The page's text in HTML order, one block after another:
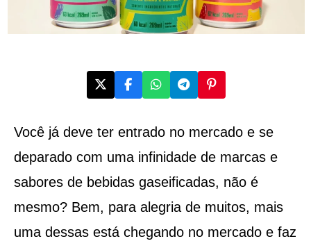
Você já deve ter entrado no mercado e se
deparado com uma infinidade de marcas e
sabores de bebidas gaseificadas, não é
mesmo? Bem, para alegria de muitos, mais
uma dessas está chegando no mercado e faz